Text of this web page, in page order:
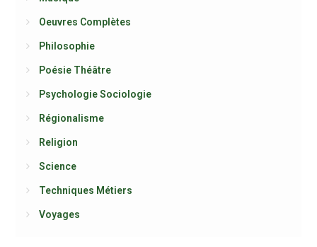
Oeuvres Complètes
Philosophie
Poésie Théâtre
Psychologie Sociologie
Régionalisme
Religion
Science
Techniques Métiers
Voyages